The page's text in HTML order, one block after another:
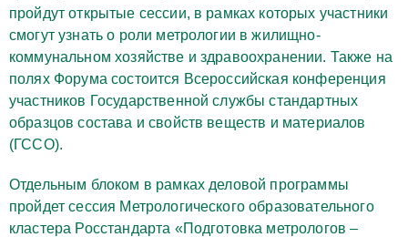
пройдут открытые сессии, в рамках которых участники
смогут узнать о роли метрологии в жилищно-
коммунальном хозяйстве и здравоохранении. Также на
полях Форума состоится Всероссийская конференция
участников Государственной службы стандартных
образцов состава и свойств веществ и материалов
(ГССО).
Отдельным блоком в рамках деловой программы
пройдет сессия Метрологического образовательного
кластера Росстандарта «Подготовка метрологов –